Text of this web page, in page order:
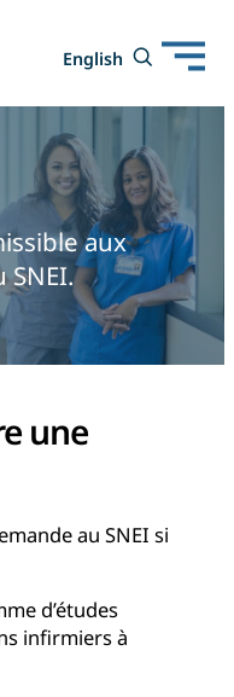
English
English Toggle
search
Open
mobile
aux
SNEI.
une
au SNEI si
d’études
infirmiers à